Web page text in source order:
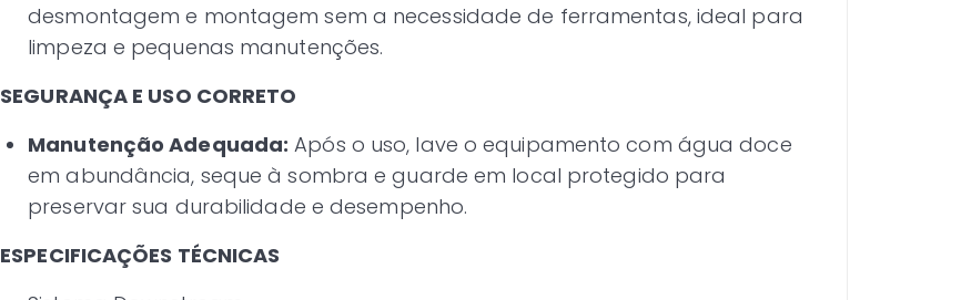
desmontagem e montagem sem a necessidade de ferramentas, ideal para
limpeza e pequenas manutenções.
SEGURANÇA E USO CORRETO
Manutenção Adequada: Após o uso, lave o equipamento com água doce
em abundância, seque à sombra e guarde em local protegido para
preservar sua durabilidade e desempenho.
ESPECIFICAÇÕES TÉCNICAS